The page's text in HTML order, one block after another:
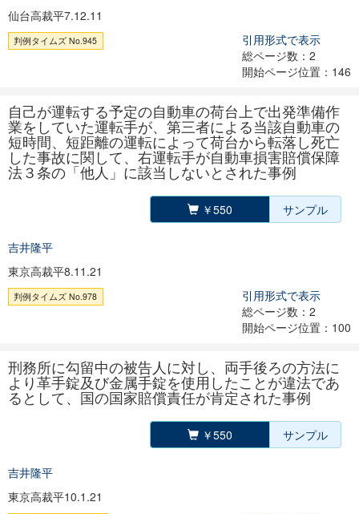
仙台高裁平7.12.11
判例タイムズ No.945
引用形式で表示
総ページ数：2
開始ページ位置：146
自己が運転する予定の自動車の荷台上で出発準備作
業をしていた運転手が、第三者による当該自動車の
短時間、短距離の運転によって荷台から転落し死亡
した事故に関して、右運転手が自動車損害賠償保障
法３条の「他人」に該当しないとされた事例
￥550 サンプル
吉井隆平
東京高裁平8.11.21
判例タイムズ No.978
引用形式で表示
総ページ数：2
開始ページ位置：100
刑務所に勾留中の被告人に対し、両手後ろの方法に
より革手錠及び金属手錠を使用したことが違法であ
るとして、国の国家賠償責任が肯定された事例
￥550 サンプル
吉井隆平
東京高裁平10.1.21